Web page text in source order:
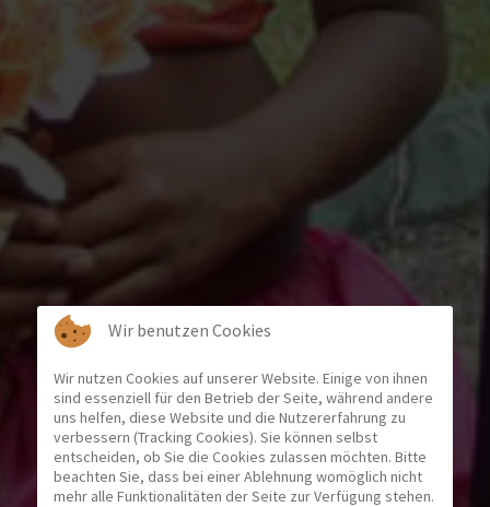
Wir benutzen Cookies
Wir nutzen Cookies auf unserer Website. Einige von ihnen
sind essenziell für den Betrieb der Seite, während andere
uns helfen, diese Website und die Nutzererfahrung zu
verbessern (Tracking Cookies). Sie können selbst
entscheiden, ob Sie die Cookies zulassen möchten. Bitte
beachten Sie, dass bei einer Ablehnung womöglich nicht
mehr alle Funktionalitäten der Seite zur Verfügung stehen.